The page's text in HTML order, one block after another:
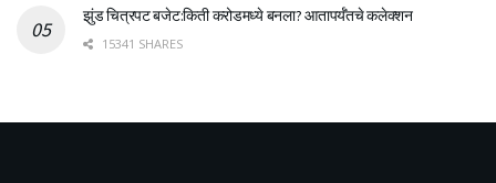
झुंड चित्रपट बजेट:किती करोडमध्ये बनला? आतापर्यँतचे कलेक्शन
15341 SHARES